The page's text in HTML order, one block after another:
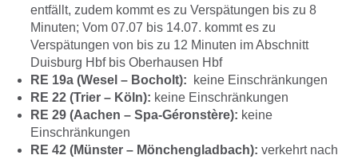
entfällt, zudem kommt es zu Verspätungen bis zu 8
Minuten; Vom 07.07 bis 14.07. kommt es zu
Verspätungen von bis zu 12 Minuten im Abschnitt
Duisburg Hbf bis Oberhausen Hbf
RE 19a (Wesel – Bocholt):
keine Einschränkungen
RE 22 (Trier – Köln): keine Einschränkungen
RE 29 (Aachen – Spa-Géronstère): keine
Einschränkungen
RE 42 (Münster – Mönchengladbach): verkehrt nach